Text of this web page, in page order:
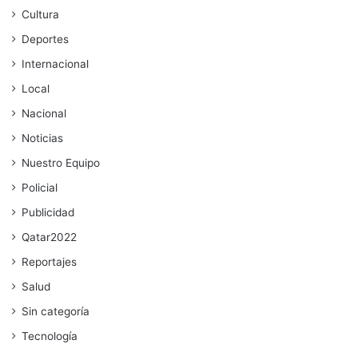
Cultura
Deportes
Internacional
Local
Nacional
Noticias
Nuestro Equipo
Policial
Publicidad
Qatar2022
Reportajes
Salud
Sin categoría
Tecnología